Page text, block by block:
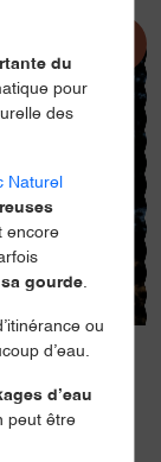
pour les
haute
un petit
du
pour
des
Naturel
encore
gourde.
ou
d’eau.
d’eau
peut être